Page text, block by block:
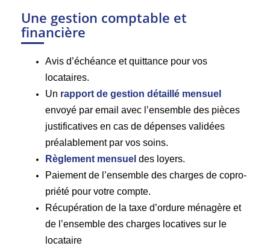
Une gestion comptable et
financière
Avis d’échéance et quittance pour vos
locataires.
Un rapport de gestion détaillé mensuel
envoyé par email avec l’ensemble des pièces
justificatives en cas de dépenses validées
préalablement par vos soins.
Règlement mensuel des loyers.
Paiement de l’ensemble des charges de copro-
priété pour votre compte.
Récupération de la taxe d’ordure ménagère et
de l’ensemble des charges locatives sur le
locataire